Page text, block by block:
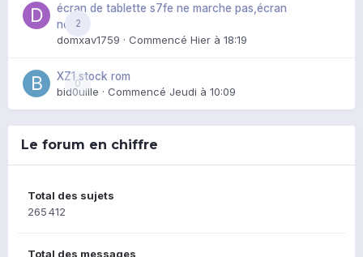
2
écran de tablette s7fe ne marche pas,écran
noir
domxav1759 · Commencé Hier à 18:19
0
XZ1 stock rom
bid0uille · Commencé Jeudi à 10:09
Le forum en chiffre
Total des sujets
265 412
Total des messages